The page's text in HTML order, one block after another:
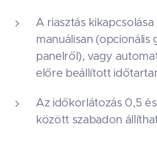
A riasztás
manuálisan (opcionális
panelről), vagy
előre beállított
Az időkorlátozás 0,5
között szabadon